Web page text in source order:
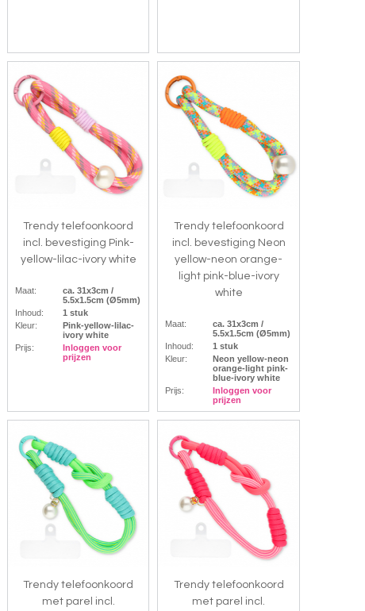
Trendy telefoonkoord
incl. bevestiging Pink-
yellow-lilac-ivory white
Maat:
ca. 31x3cm /
5.5x1.5cm (Ø5mm)
Inhoud:
1 stuk
Kleur:
Pink-yellow-lilac-
ivory white
Prijs:
Inloggen voor
prijzen
Trendy telefoonkoord
incl. bevestiging Neon
yellow-neon orange-
light pink-blue-ivory
white
Maat:
ca. 31x3cm /
5.5x1.5cm (Ø5mm)
Inhoud:
1 stuk
Kleur:
Neon yellow-neon
orange-light pink-
blue-ivory white
Prijs:
Inloggen voor
prijzen
Trendy telefoonkoord
met parel incl.
Trendy telefoonkoord
met parel incl.